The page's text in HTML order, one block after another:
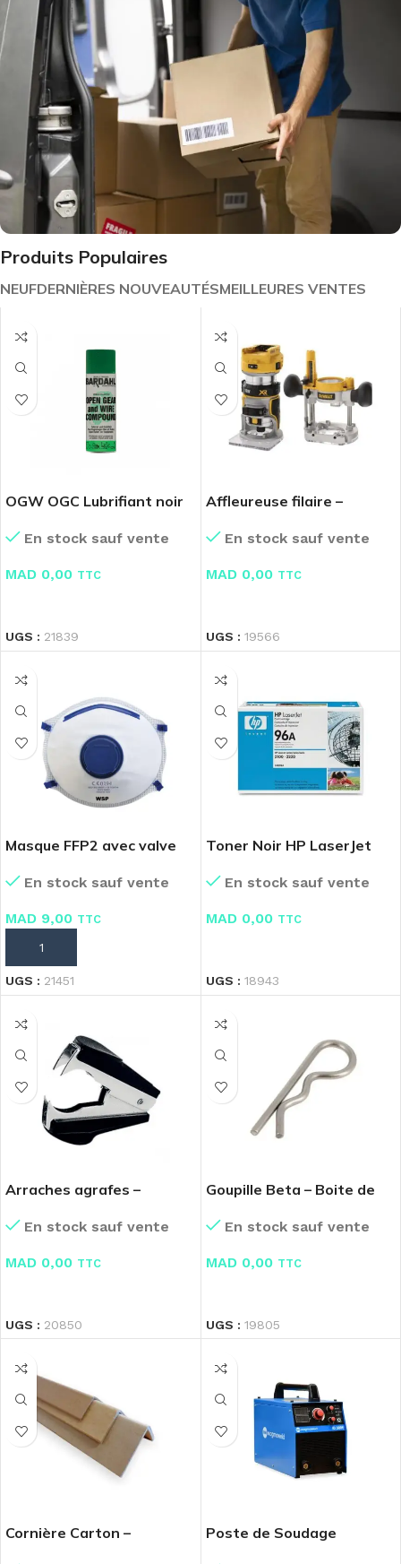
Lire la suite
Produits Populaires
NEUFDERNIÈRES NOUVEAUTÉSMEILLEURES VENTES
OGW OGC Lubrifiant noir
En stock sauf vente
MAD 0,00 TTC
UGS : 21839
Affleureuse filaire –
En stock sauf vente
MAD0,00 TTC
UGS : 19566
Masque FFP2 avec valve
En stock sauf vente
MAD 9,00 TTC
AJOUTER AU PANIER
UGS : 21451
Toner Noir HP LaserJet
En stock sauf vente
MAD0,00 TTC
UGS : 18943
Arraches agrafes –
En stock sauf vente
MAD 0,00 TTC
UGS : 20850
Goupille Beta – Boite de
En stock sauf vente
MAD0,00 TTC
UGS : 19805
Cornière Carton –
Poste de Soudage